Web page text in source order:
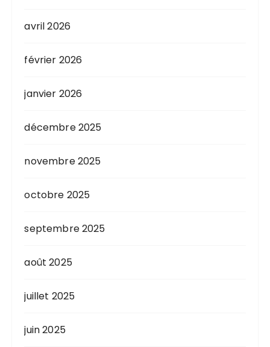
avril 2026
février 2026
janvier 2026
décembre 2025
novembre 2025
octobre 2025
septembre 2025
août 2025
juillet 2025
juin 2025